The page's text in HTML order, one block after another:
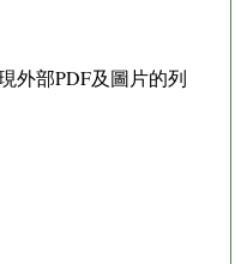
外部PDF及圖片的列